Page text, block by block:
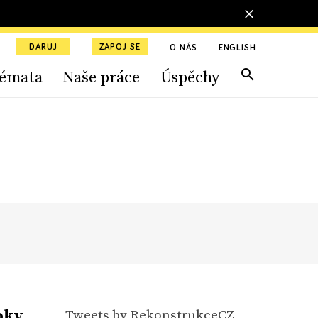
DARUJ ZAPOJ SE O NÁS ENGLISH
Naše práce Úspěchy